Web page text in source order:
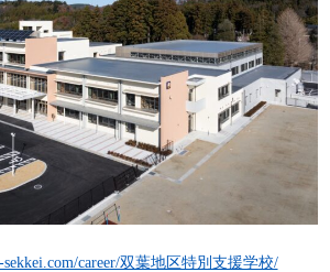
career/双葉地区特別支援学校/